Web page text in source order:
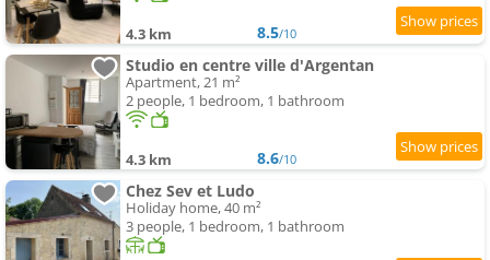
4.3 km 8.5/10
Studio en centre ville d'Argentan
Apartment, 21 m²
2 people, 1 bedroom, 1 bathroom
4.3 km 8.6/10
Chez Sev et Ludo
Holiday home, 40 m²
3 people, 1 bedroom, 1 bathroom